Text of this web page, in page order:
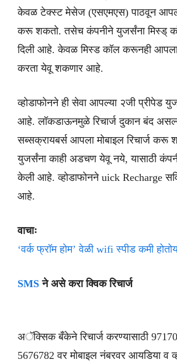
केवळ टेक्स्ट मेसेज (एसएमएस) पाठवून आपला
करू शकतो. तसेच कंपनीने युजर्संना मिस्ड्
दिली आहे. केवळ मिस्ड कॉल करूनही आपला
करता येवू शकणार आहे.
व्होडाफोनने ही सेवा आपल्या २जी प्रीपेड
आहे. लॉकडाऊनमुळे रिचार्ज दुकान बंद
सब्सक्रायबर्स आपला मोबाइल रिचार्ज करू
युजर्संना काही अडचण येवू नये, यासाठी
केली आहे. व्होडाफोनने uick Recharge
आहे.
वाचाः
‘वर्क फ्रॉम होम’ वेळी wifi स्पीड कमी
SMS ने असे करा क्विक रिचार्ज
अॅक्सिक बँकेने रिचार्ज करण्यासाठी
5676782 वर मोबाइल नंबरवर आयडिया व